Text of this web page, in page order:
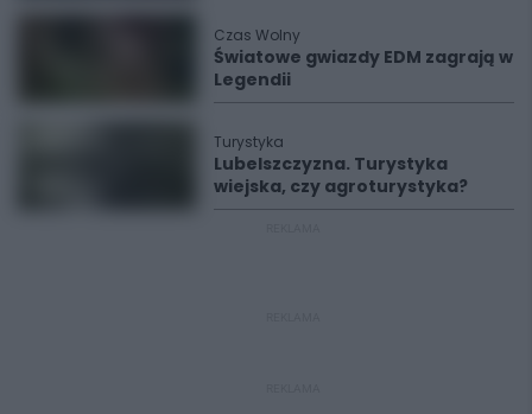
Czas Wolny
Światowe gwiazdy EDM zagrają w
Legendii
Turystyka
Lubelszczyzna. Turystyka
wiejska, czy agroturystyka?